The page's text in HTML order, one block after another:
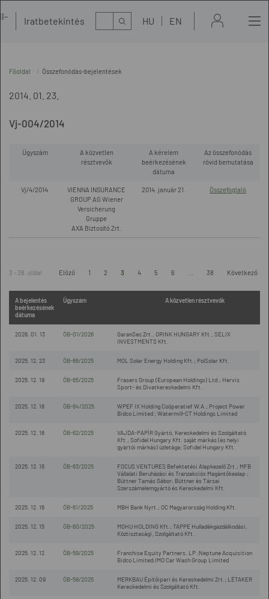
Iratbetekintés Kereső HU EN
Főoldal Összefonódás-bejelentések
2014. 01. 23.
Vj-004/2014
Ügyszám
A közvetlen
résztvevők
A kérelem
beérkezésének
dátuma
Az összefonódás
rövid bemutatása
Vj/4/2014.
VIENNA INSURANCE
GROUP AG Wiener
Versicherung
Gruppe
AXA Biztosító Zrt.
2014. január 21. Összefoglaló
3 - 38. oldal Előző 1 2 3 4 5 6 38 Következő
A bejelentés
beérkezésének
dátuma
Ügyszám A közvetlen résztvevők
2026. 01. 13 ÖB-01/2026
GaranSec Zrt., ORINK HUNGARY Kft., SELIX
INVESTMENTS Kft.
2025. 12. 23 ÖB-66/2025 MOL Solar Energy Holding Kft.; PolSolar Kft.
2025. 12. 19 ÖB-65/2025
Frasers Group (European Holdings) Ltd.; Hervis
Sport- és Divatkereskedelmi Kft.
2025. 12. 18 ÖB-64/2025
WPEF IX Holding Coöperatief W.A.; Project Power
Bidco Limited ; Watermill-CT Holdings Limited
2025. 12. 16 ÖB-62/2025
VAJDA-PAPÍR Gyártó, Kereskedelmi és Szolgáltató
Kft.; Sofidel Hungary Kft. saját márkás (és helyi
gyártói márkás) üzletága; Sofidel Hungary Kft.
2025. 12. 16 ÖB-63/2025
FOCUS VENTURES Befektetési Alapkezelő Zrt.; MFB
Vállalati Beruházási és Tranzakciós Magántőkealap ;
Büttner Tamás Gábor; Büttner és Társai
Szerszámelemgyártó és Kereskedelmi Kft.
2025. 12. 16 ÖB-61/2025 MBH Bank Nyrt.; OC Magyarország Holding Kft.
2025. 12. 15 ÖB-60/2025
MOHU HOLDING Kft.; TAPPE Hulladékgazdálkodási,
Köztisztasági, Szolgáltató Kft.
2025. 12. 12 ÖB-59/2025
Franchise Equity Partners, LP ;Neptune Acquisition
Bidco Limited;IMO Car Wash Group Limited
2025. 12. 09 ÖB-58/2025
MERKBAU Építőipari és Kereskedelmi Zrt.; LÉTAKER
Kereskedelmi és Szolgáltató Kft.